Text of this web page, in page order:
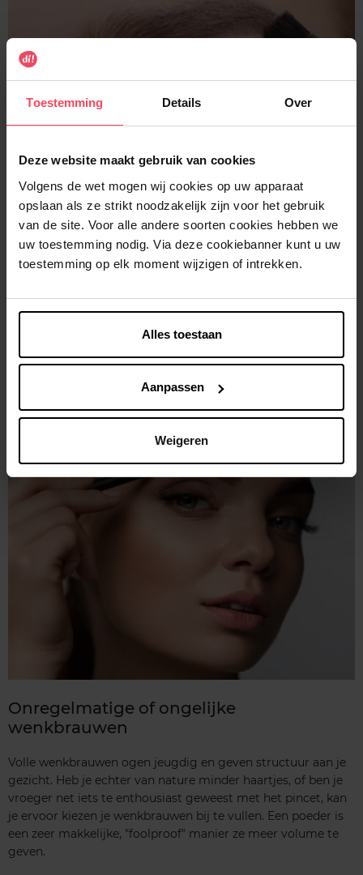
Toestemming Details Over
Deze website maakt gebruik van cookies
Volgens de wet mogen wij cookies op uw apparaat
opslaan als ze strikt noodzakelijk zijn voor het gebruik
van de site. Voor alle andere soorten cookies hebben we
uw toestemming nodig. Via deze cookiebanner kunt u uw
toestemming op elk moment wijzigen of intrekken.
Alles toestaan
Aanpassen
Weigeren
Dunne wenkbrauwen
Volle wenkbrauwen ogen jeugdig en geven structuur aan je
gezicht. Heb je echter van nature minder haartjes, of ben je
vroeger net iets te enthousiast geweest met het pincet, kan
een zeer makkelijke, "foolproof" manier ze meer volume te
Onregelmatige of ongelijke
wenkbrauwen
Volle wenkbrauwen ogen jeugdig en geven structuur aan je
gezicht. Heb je echter van nature minder haartjes, of ben je
vroeger net iets te enthousiast geweest met het pincet, kan
je ervoor kiezen je wenkbrauwen bij te vullen. Een poeder is
een zeer makkelijke, "foolproof" manier ze meer volume te
geven.